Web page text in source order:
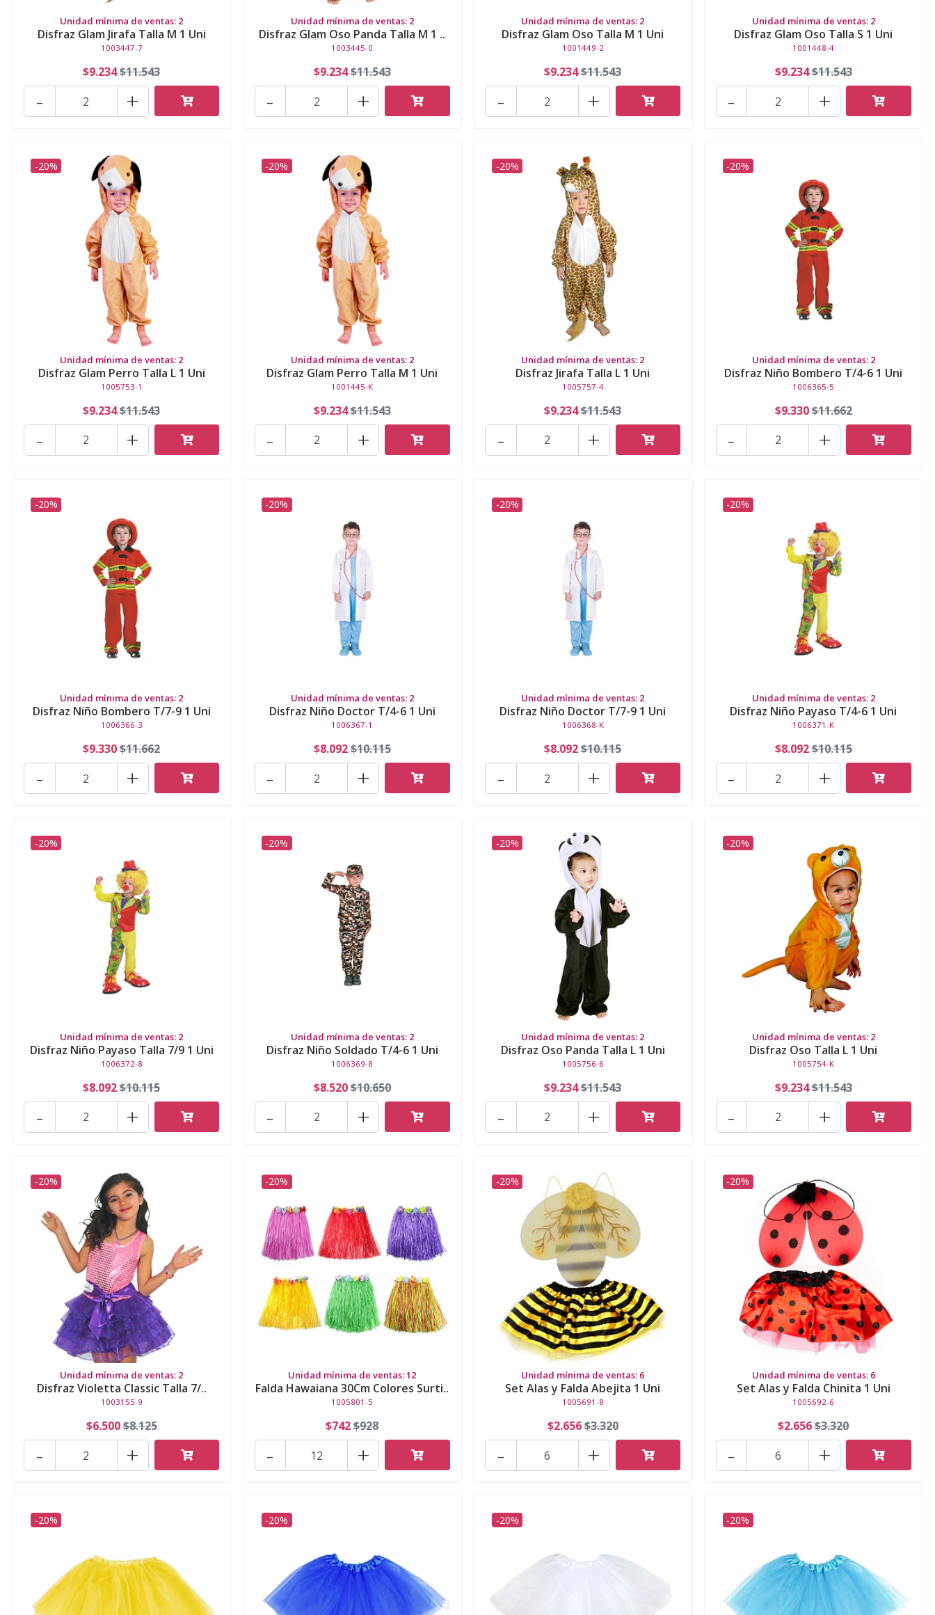
Unidad mínima de ventas: 2
Disfraz Glam Jirafa Talla M 1 Uni
1003447-7
$9.234$11.543
+
-
Unidad mínima de ventas: 2
Disfraz Glam Oso Panda Talla M 1 ..
1003445-0
$9.234$11.543
+
-
Unidad mínima de ventas: 2
Disfraz Glam Oso Talla M 1 Uni
1001449-2
$9.234$11.543
+
-
Unidad mínima de ventas: 2
Disfraz Glam Oso Talla S 1 Uni
1001448-4
$9.234$11.543
+
-
-20%
Unidad mínima de ventas: 2
Disfraz Glam Perro Talla L 1 Uni
1005753-1
$9.234$11.543
+
-
-20%
Unidad mínima de ventas: 2
Disfraz Glam Perro Talla M 1 Uni
1001445-K
$9.234$11.543
+
-
-20%
Unidad mínima de ventas: 2
Disfraz Jirafa Talla L 1 Uni
1005757-4
$9.234$11.543
+
-
-20%
Unidad mínima de ventas: 2
Disfraz Niño Bombero T/4-6 1 Uni
1006365-5
$9.330$11.662
+
-
-20%
Unidad mínima de ventas: 2
Disfraz Niño Bombero T/7-9 1 Uni
1006366-3
$9.330$11.662
+
-
-20%
Unidad mínima de ventas: 2
Disfraz Niño Doctor T/4-6 1 Uni
1006367-1
$8.092$10.115
+
-
-20%
Unidad mínima de ventas: 2
Disfraz Niño Doctor T/7-9 1 Uni
1006368-K
$8.092$10.115
+
-
-20%
Unidad mínima de ventas: 2
Disfraz Niño Payaso T/4-6 1 Uni
1006371-K
$8.092$10.115
+
-
-20%
Unidad mínima de ventas: 2
Disfraz Niño Payaso Talla 7/9 1 Uni
1006372-8
$8.092$10.115
+
-
-20%
Unidad mínima de ventas: 2
Disfraz Niño Soldado T/4-6 1 Uni
1006369-8
$8.520$10.650
+
-
-20%
Unidad mínima de ventas: 2
Disfraz Oso Panda Talla L 1 Uni
1005756-6
$9.234$11.543
+
-
-20%
Unidad mínima de ventas: 2
Disfraz Oso Talla L 1 Uni
1005754-K
$9.234$11.543
+
-
-20%
Unidad mínima de ventas: 2
Disfraz Violetta Classic Talla 7/..
1003155-9
$6.500$8.125
+
-
-20%
Unidad mínima de ventas: 12
Falda Hawaiana 30Cm Colores Surti..
1005801-5
$742$928
+
-
-20%
Unidad mínima de ventas: 6
Set Alas y Falda Abejita 1 Uni
1005691-8
$2.656$3.320
+
-
-20%
Unidad mínima de ventas: 6
Set Alas y Falda Chinita 1 Uni
1005692-6
$2.656$3.320
+
-
-20% -20% -20% -20%